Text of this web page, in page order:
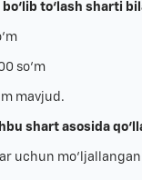
to‘lash sharti
so‘m
mavjud.
shart asosida
uchun